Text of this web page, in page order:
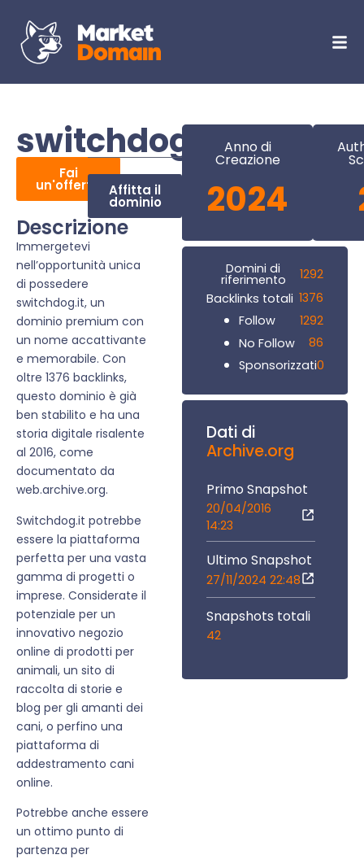
switchdog.it
Fai
un'offerta Affitta il
dominio
Descrizione
Immergetevi
nell’opportunità unica
di possedere
switchdog.it, un
dominio premium con
un nome accattivante
e memorabile. Con
oltre 1376 backlinks,
questo dominio è già
ben stabilito e ha una
storia digitale risalente
al 2016, come
documentato da
web.archive.org.
Switchdog.it potrebbe
essere la piattaforma
perfetta per una vasta
gamma di progetti o
imprese. Considerate il
potenziale per un
innovativo negozio
online di prodotti per
animali, un sito di
raccolta di storie e
blog per gli amanti dei
cani, o perfino una
piattaforma di
addestramento cani
online.
Potrebbe anche essere
un ottimo punto di
partenza per
Anno di
Creazione
2024
Domini di
riferimento
1292
Backlinks totali 1376
Follow
1292
No Follow
86
Sponsorizzati0
Dati di
Archive.org
Primo Snapshot
20/04/2016
14:23
Ultimo Snapshot
27/11/2024 22:48
Snapshots totali
42